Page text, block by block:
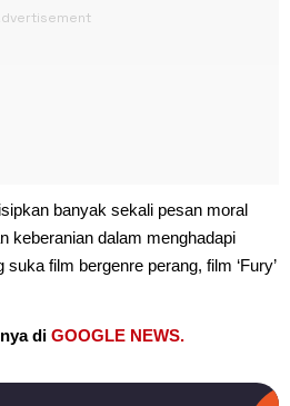
banyak sekali pesan moral
keberanian dalam menghadapi
film bergenre perang, film ‘Fury’
di GOOGLE NEWS.